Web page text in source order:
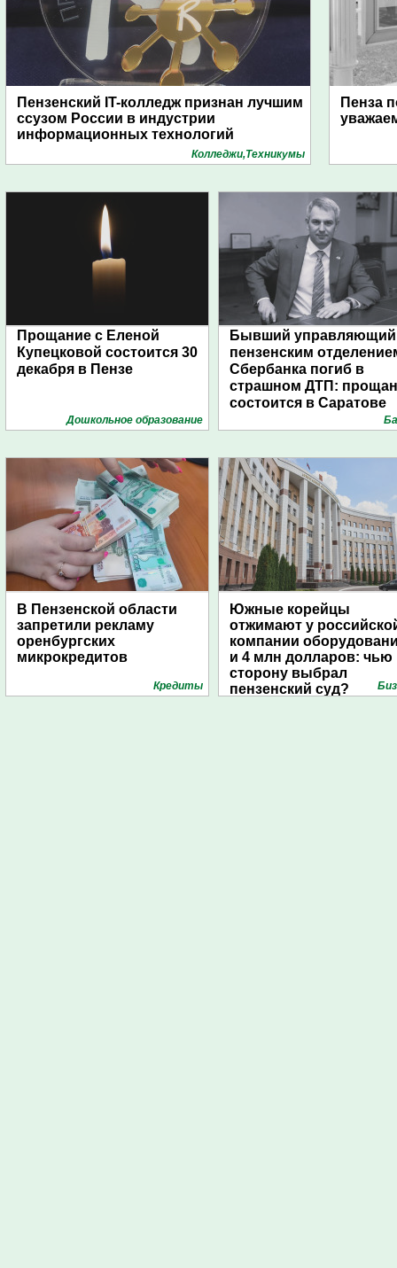
Пензенский IT-колледж признан лучшим
ссузом России в индустрии
информационных технологий
Колледжи,Техникумы
Пенза
Прощание с Еленой
Купецковой состоится 30
декабря в Пензе
Дошкольное образование
Бывший управляющий
пензенским
Сбербанка погиб в
страшном ДТП:
состоится в Саратове
В Пензенской области
запретили рекламу
оренбургских
микрокредитов
Кредиты
Южные корейцы
отжимают у
компании
и 4 млн долларов: чью
сторону выбрал
пензенский суд?